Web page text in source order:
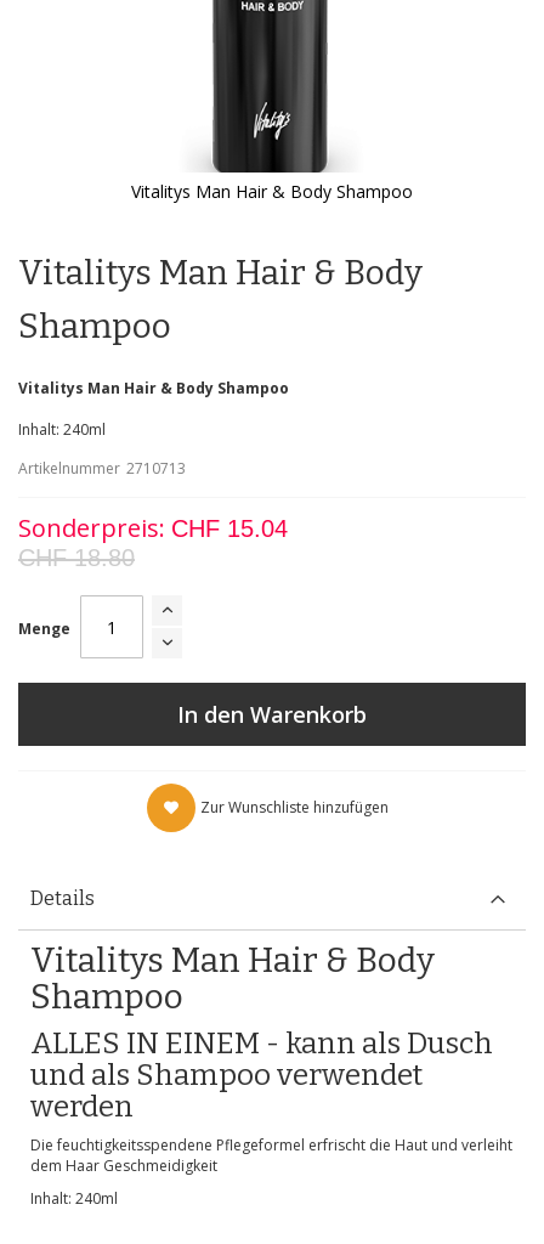
Vitalitys Man Hair & Body Shampoo
der
Bildgalerie
Vitalitys Man Hair & Body
Shampoo
Vitalitys Man Hair & Body Shampoo
Inhalt: 240ml
Artikelnummer 2710713
Sonderpreis CHF 15.04
CHF 18.80
Menge
In den Warenkorb
Zur Wunschliste hinzufügen
Details
Vitalitys Man Hair & Body
Shampoo
ALLES IN EINEM - kann als Dusch
und als Shampoo verwendet
werden
Die feuchtigkeitsspendene Pflegeformel erfrischt die Haut und verleiht
dem Haar Geschmeidigkeit
Inhalt: 240ml